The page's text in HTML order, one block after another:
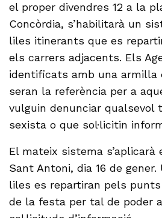
el proper divendres 12 a la
Concòrdia, s’habilitarà un
liles itinerants que es
els carrers adjacents. Els
identificats amb una armilla
seran la referència per a
vulguin denunciar qualsevol
sexista o que sol·licitin
El mateix sistema s’aplicarà
Sant Antoni, dia 16 de gener.
liles es repartiran pels
de la festa per tal de poder